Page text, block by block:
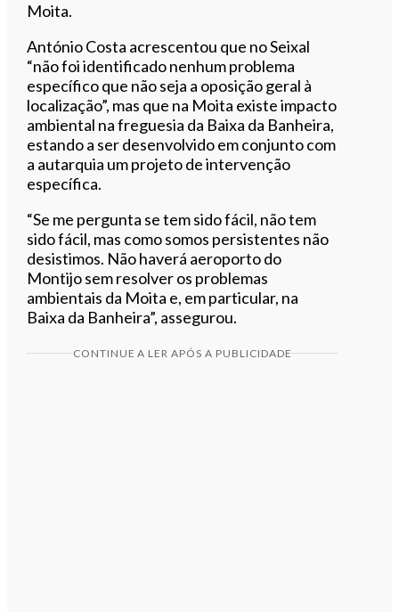
Moita.
António Costa acrescentou que no Seixal
“não foi identificado nenhum problema
específico que não seja a oposição geral à
localização”, mas que na Moita existe impacto
ambiental na freguesia da Baixa da Banheira,
estando a ser desenvolvido em conjunto com
a autarquia um projeto de intervenção
específica.
“Se me pergunta se tem sido fácil, não tem
sido fácil, mas como somos persistentes não
desistimos. Não haverá aeroporto do
Montijo sem resolver os problemas
ambientais da Moita e, em particular, na
Baixa da Banheira”, assegurou.
CONTINUE A LER APÓS A PUBLICIDADE